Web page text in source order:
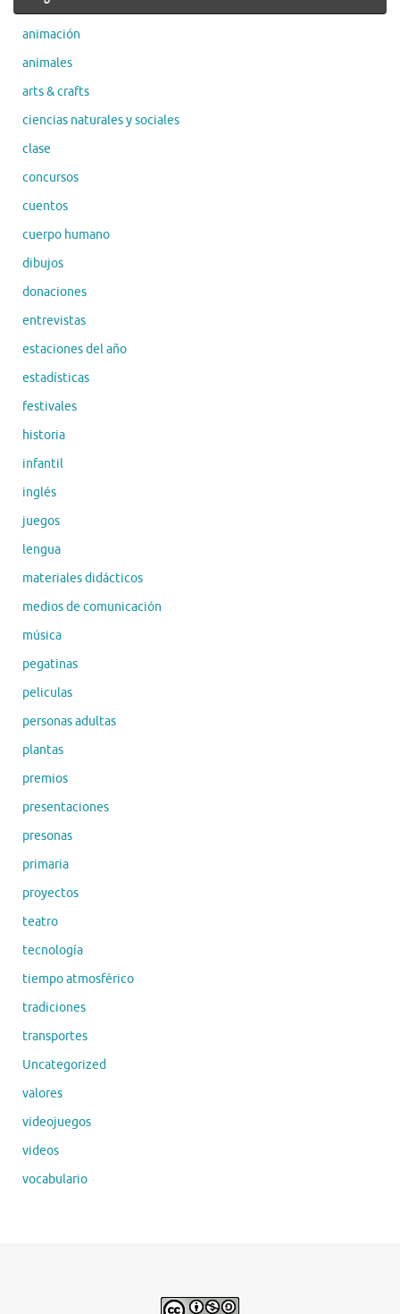
animación
animales
arts & crafts
ciencias naturales y sociales
clase
concursos
cuentos
cuerpo humano
dibujos
donaciones
entrevistas
estaciones del año
estadísticas
festivales
historia
infantil
inglés
juegos
lengua
materiales didácticos
medios de comunicación
música
pegatinas
peliculas
personas adultas
plantas
premios
presentaciones
presonas
primaria
proyectos
teatro
tecnología
tiempo atmosférico
tradiciones
transportes
Uncategorized
valores
videojuegos
videos
vocabulario